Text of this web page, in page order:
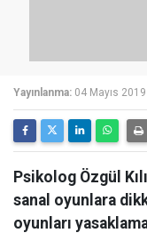
Yayınlanma: 04 Mayıs
Psikolog Özgül
sanal oyunlara
oyunları